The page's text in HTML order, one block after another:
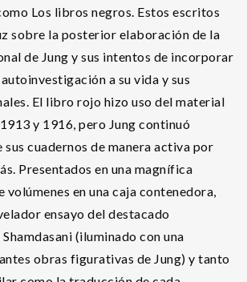
Los libros negros. Estos escritos
sobre la posterior elaboración de la
de Jung y sus intentos de incorporar
a su vida y sus
El libro rojo hizo uso del material
y 1916, pero Jung continuó
sus cuadernos de manera activa por
Presentados en una magnífica
en una caja contenedora,
ensayo del destacado
(iluminado con una
obras figurativas de Jung) y tanto